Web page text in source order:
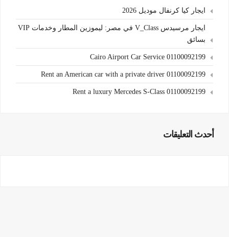
ايجار كيا كرنفال موديل 2026
ايجار مرسيدس V_Class في مصر: ليموزين المطار وخدمات VIP
بسائق
Cairo Airport Car Service 01100092199
Rent an American car with a private driver 01100092199
Rent a luxury Mercedes S-Class 01100092199
أحدث التعليقات